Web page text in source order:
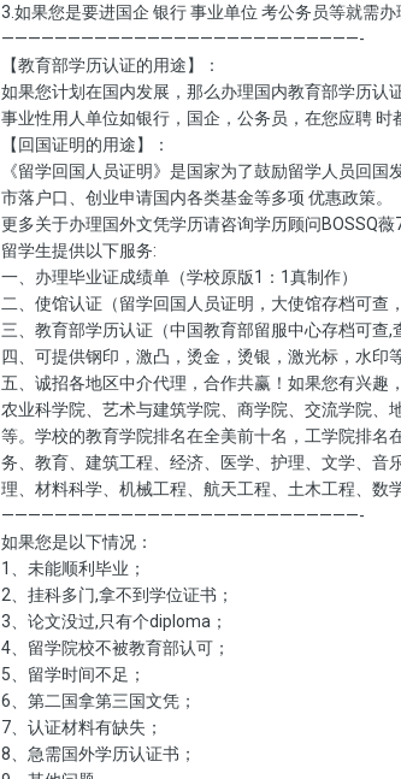
3.如果您是要进国企 银行 事业单位 考公务员等就需办
———————————————————————————-
【教育部学历认证的用途】：
如果您计划在国内发展，那么办理国内教育部学历认
事业性用人单位如银行，国企，公务员，在您应聘 时
【回国证明的用途】：
《留学回国人员证明》是国家为了鼓励留学人员回
市落户口、创业申请国内各类基金等多项 优惠政策。
更多关于办理国外文凭学历请咨询学历顾问BOSSQ
留学生提供以下服务:
一、办理毕业证成绩单（学校原版1：1真制作）
二、使馆认证（留学回国人员证明，大使馆存档可查
三、教育部学历认证（中国教育部留服中心存档可查,
四、可提供钢印，激凸，烫金，烫银，激光标，水印
五、诚招各地区中介代理，合作共赢！如果您有兴趣
农业科学院、艺术与建筑学院、商学院、交流学院
等。学校的教育学院排名在全美前十名，工学院排
务、教育、建筑工程、经济、医学、护理、文学、音
理、材料科学、机械工程、航天工程、土木工程、数
———————————————————————————-
如果您是以下情况：
1、未能顺利毕业；
2、挂科多门,拿不到学位证书；
3、论文没过,只有个diploma；
4、留学院校不被教育部认可；
5、留学时间不足；
6、第二国拿第三国文凭；
7、认证材料有缺失；
8、急需国外学历认证书；